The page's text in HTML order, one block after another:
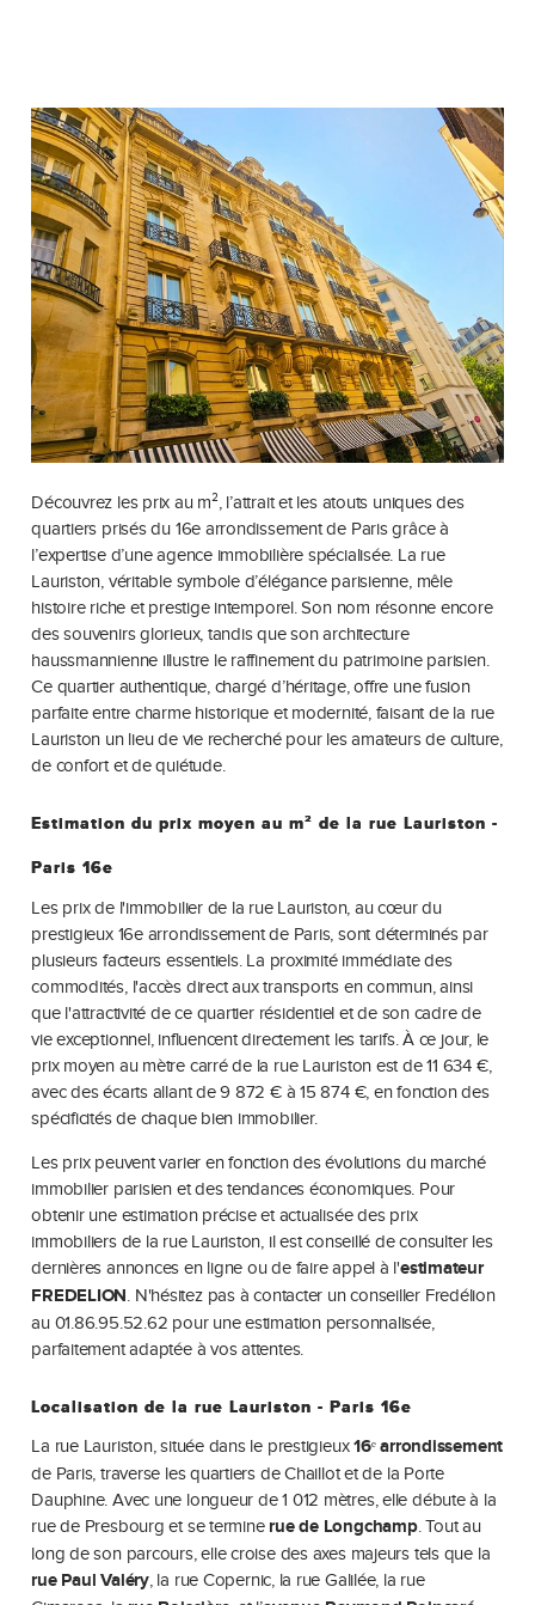
Découvrez les prix au m², l’attrait et les atouts uniques des
quartiers prisés du 16e arrondissement de Paris grâce à
l’expertise d’une agence immobilière spécialisée. La rue
Lauriston, véritable symbole d’élégance parisienne, mêle
histoire riche et prestige intemporel. Son nom résonne encore
des souvenirs glorieux, tandis que son architecture
haussmannienne illustre le raffinement du patrimoine parisien.
Ce quartier authentique, chargé d’héritage, offre une fusion
parfaite entre charme historique et modernité, faisant de la rue
Lauriston un lieu de vie recherché pour les amateurs de culture,
de confort et de quiétude.
Estimation du prix moyen au m² de la rue Lauriston -
Paris 16e
Les prix de l'immobilier de la rue Lauriston, au cœur du
prestigieux 16e arrondissement de Paris, sont déterminés par
plusieurs facteurs essentiels. La proximité immédiate des
commodités, l'accès direct aux transports en commun, ainsi
que l'attractivité de ce quartier résidentiel et de son cadre de
vie exceptionnel, influencent directement les tarifs. À ce jour, le
prix moyen au mètre carré de la rue Lauriston est de 11 634 €,
avec des écarts allant de 9 872 € à 15 874 €, en fonction des
spécificités de chaque bien immobilier.
Les prix peuvent varier en fonction des évolutions du marché
immobilier parisien et des tendances économiques. Pour
obtenir une estimation précise et actualisée des prix
immobiliers de la rue Lauriston, il est conseillé de consulter les
dernières annonces en ligne ou de faire appel à l'estimateur
FREDELION. N'hésitez pas à contacter un conseiller Fredélion
au 01.86.95.52.62 pour une estimation personnalisée,
parfaitement adaptée à vos attentes.
Localisation de la rue Lauriston - Paris 16e
La rue Lauriston, située dans le prestigieux16ᵉ arrondissement
de Paris, traverse les quartiers de Chaillot et de la Porte
Dauphine. Avec une longueur de 1 012 mètres, elle débute à la
rue de Presbourg et se termine rue de Longchamp. Tout au
long de son parcours, elle croise des axes majeurs tels que la
rue Paul Valéry, la rue Copernic, la rue Galilée, la rue